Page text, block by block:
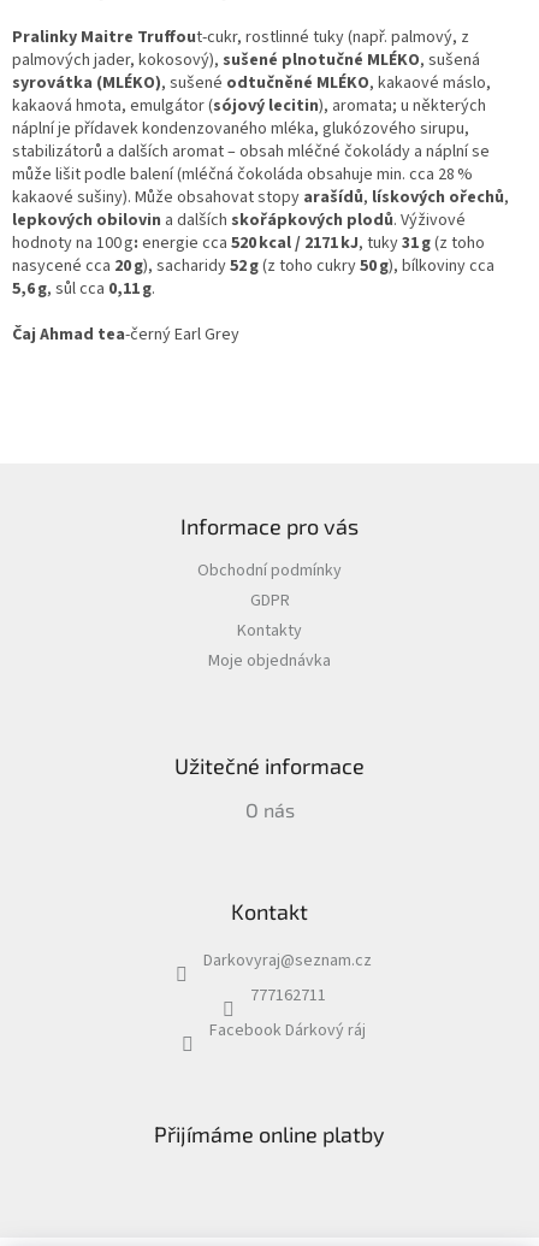
Pralinky Maitre Truffout-cukr, rostlinné tuky (např. palmový, z
palmových jader, kokosový), sušené plnotučné MLÉKO, sušená
syrovátka (MLÉKO), sušené odtučněné MLÉKO, kakaové máslo,
kakaová hmota, emulgátor (sójový lecitin), aromata; u některých
náplní je přídavek kondenzovaného mléka, glukózového sirupu,
stabilizátorů a dalších aromat – obsah mléčné čokolády a náplní se
může lišit podle balení (mléčná čokoláda obsahuje min. cca 28 %
kakaové sušiny). Může obsahovat stopy arašídů, lískových ořechů,
lepkových obilovin a dalších skořápkových plodů. Výživové
hodnoty na 100 g: energie cca 520 kcal / 2171 kJ, tuky31 g(z toho
nasycené cca 20 g), sacharidy52 g(z toho cukry50 g), bílkoviny cca
5,6 g, sůl cca 0,11 g.
Čaj Ahmad tea-černý Earl Grey
Informace pro vás
Obchodní podmínky
GDPR
Kontakty
Moje objednávka
Užitečné informace
O nás
Kontakt
Darkovyraj@seznam.cz
777162711
Facebook Dárkový ráj
Přijímáme online platby